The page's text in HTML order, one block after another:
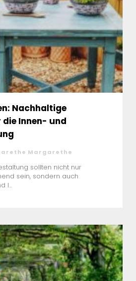
Nachhaltige
Innen- und
Margarethe
sollten nicht nur
sein, sondern auch
l...